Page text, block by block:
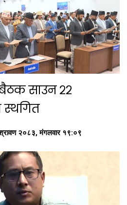
बैठक साउन २२
२०८३, मंगलवार १९:०९